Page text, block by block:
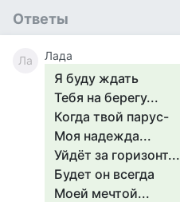
Ответы
Ла Лада
Я буду ждать
Тебя на берегу...
Когда твой парус-
Моя надежда...
Уйдёт за горизонт...
Будет он всегда
Моей мечтой...